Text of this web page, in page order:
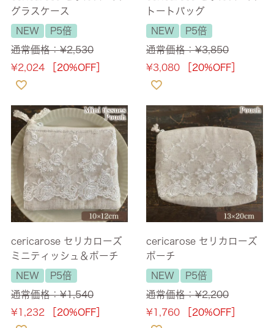
グラスケース
NEW
P5倍
通常価格：¥2,530
¥2,024 ［20%OFF］
トートバッグ
NEW
P5倍
通常価格：¥3,850
¥3,080 ［20%OFF］
cericarose セリカローズ
ミニティッシュ＆ポーチ
NEW
P5倍
通常価格：¥1,540
¥1,232 ［20%OFF］
cericarose セリカローズ
ポーチ
NEW
P5倍
通常価格：¥2,200
¥1,760 ［20%OFF］